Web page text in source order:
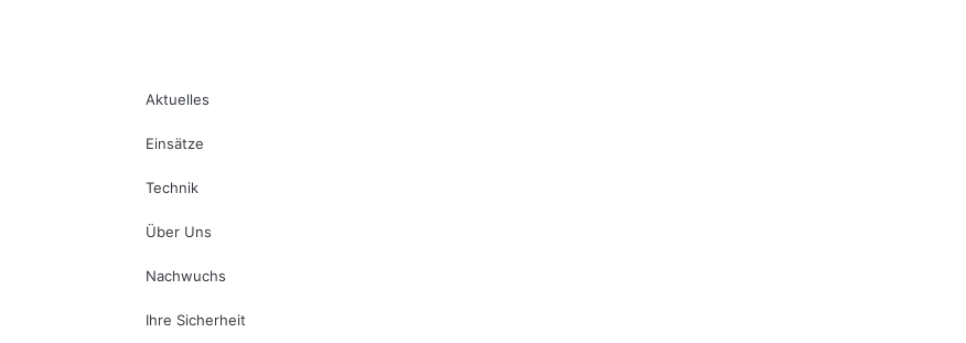
Aktuelles
Einsätze
Technik
Über Uns
Nachwuchs
Ihre Sicherheit